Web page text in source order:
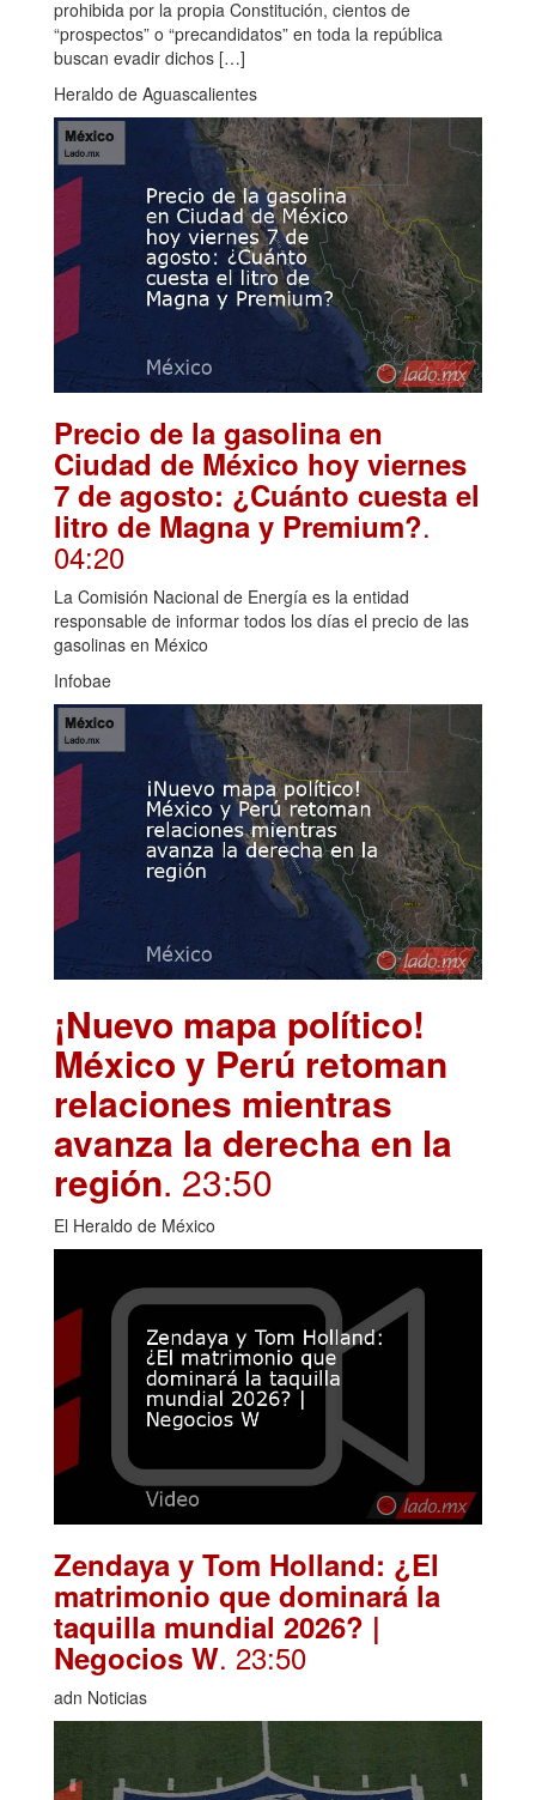
prohibida por la propia Constitución, cientos de
“prospectos” o “precandidatos” en toda la república
buscan evadir dichos […]
Heraldo de Aguascalientes
Precio de la gasolina en
Ciudad de México hoy viernes
7 de agosto: ¿Cuánto cuesta el
litro de Magna y Premium?.
04:20
La Comisión Nacional de Energía es la entidad
responsable de informar todos los días el precio de las
gasolinas en México
Infobae
¡Nuevo mapa político!
México y Perú retoman
relaciones mientras
avanza la derecha en la
región. 23:50
El Heraldo de México
Zendaya y Tom Holland: ¿El
matrimonio que dominará la
taquilla mundial 2026? |
Negocios W. 23:50
adn Noticias